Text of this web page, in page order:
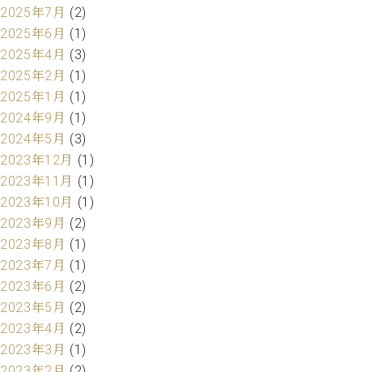
2025年7月 (2)
2025年6月 (1)
2025年4月 (3)
2025年2月 (1)
2025年1月 (1)
2024年9月 (1)
2024年5月 (3)
2023年12月 (1)
2023年11月 (1)
2023年10月 (1)
2023年9月 (2)
2023年8月 (1)
2023年7月 (1)
2023年6月 (2)
2023年5月 (2)
2023年4月 (2)
2023年3月 (1)